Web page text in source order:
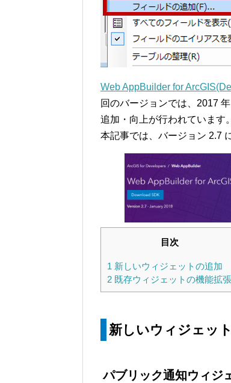
Web AppBuilder for
回のバージョンでは、2017
追加・向上が行われています。
本記事では、バージョン 2.7
目次
1 新しいウィジェットの追加
2 既存ウィジェットの機能拡張
新しいウィジェッ
パブリック通知ウィジ